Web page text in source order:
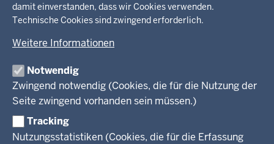
damit einverstanden, dass wir Cookies verwenden.
Technische Cookies sind zwingend erforderlich.
Weitere Informationen
Notwendig
Zwingend notwendig (Cookies, die für die Nutzung der
Seite zwingend vorhanden sein müssen.)
Tracking
Nutzungsstatistiken (Cookies, die für die Erfassung
der
Fußzeile
Ministerium
Leitung des Hauses
Organisation
Arbeitgeber Ministerium
Rechtsgrundlagen
Kultur
Wissenschaft, Forschung, Lehre und Studium
Presse
Service